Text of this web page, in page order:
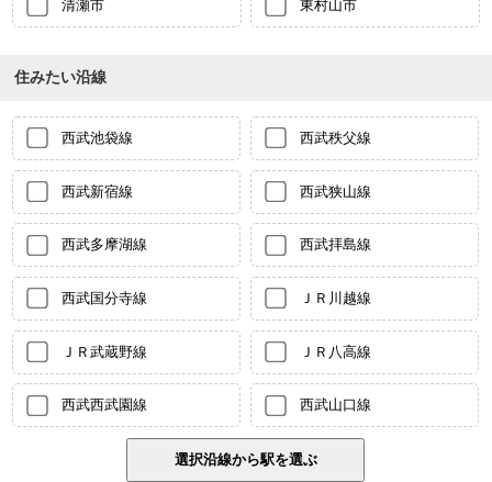
清瀬市 東村山市
住みたい沿線
西武池袋線 西武秩父線
西武新宿線 西武狭山線
西武多摩湖線 西武拝島線
西武国分寺線 ＪＲ川越線
ＪＲ武蔵野線 ＪＲ八高線
西武西武園線 西武山口線